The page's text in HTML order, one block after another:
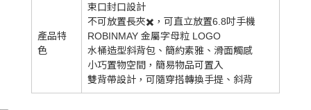
產品特
色
束口封口設計
不可放置長夾✖️，可直立放置6.8吋手機
ROBINMAY 金屬字母粒 LOGO
水桶造型斜背包、簡約素雅、滑面觸感
小巧置物空間，簡易物品可置入
雙背帶設計，可隨穿搭轉換手提、斜背